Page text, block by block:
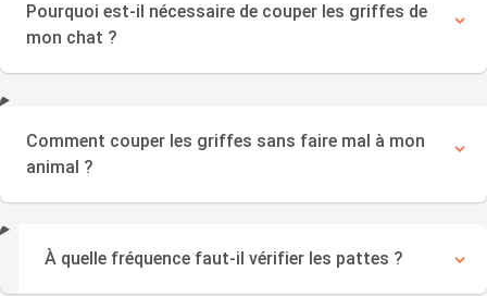
Pourquoi est-il nécessaire de couper les griffes de
mon chat ?
Comment couper les griffes sans faire mal à mon
animal ?
À quelle fréquence faut-il vérifier les pattes ?